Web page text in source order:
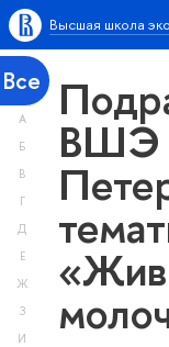
Высшая школа
Все
А
Б
В
Г
Д
Е
Ж
З
И
ВШЭ